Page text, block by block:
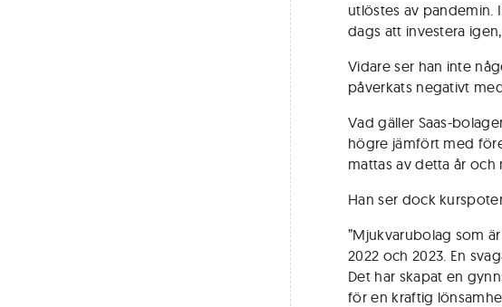
utlöstes av pandemin.
dags att investera
Vidare ser han inte
påverkats negativt
Vad gäller Saas-
högre jämfört med
mattas av detta år och
Han ser dock
”Mjukvarubolag som
2022 och 2023. En
Det har skapat en
för en kraftig